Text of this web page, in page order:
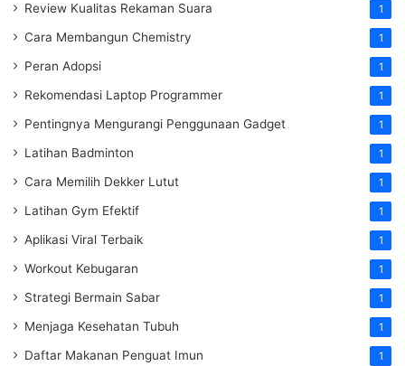
Review Kualitas Rekaman Suara 1
Cara Membangun Chemistry 1
Peran Adopsi 1
Rekomendasi Laptop Programmer 1
Pentingnya Mengurangi Penggunaan Gadget 1
Latihan Badminton 1
Cara Memilih Dekker Lutut 1
Latihan Gym Efektif 1
Aplikasi Viral Terbaik 1
Workout Kebugaran 1
Strategi Bermain Sabar 1
Menjaga Kesehatan Tubuh 1
Daftar Makanan Penguat Imun 1